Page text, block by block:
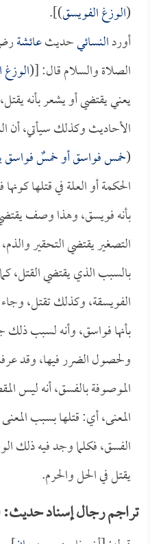
(الوزغ الفويسق)].
أوردالنسائيحديثعائشة
الصلاة والسلام قال: [(
يعني يقتضي أو يشعر بأنه
الأحاديث وكذلك سيأتي، أن
(خمس فواسق أو خمسٌ فواسق
الحكمة أو العلة في قتلها
بأنه فويسق، وهذا وصف
التصغير يقتضي التحقير
بالسبب الذي يقتضي القتل،
الفويسقة، وكذلك تقتل،
بأنها فواسق، وأنه لسبب ذلك
ولحصول الضرر فيها، وقد
الموصوفة بالفسق، أنه ليس
المعنى، أي: قتلها بسبب
الفسق، فكلما وجد فيه ذلك
يقتل في الحل والحرم.
تراجم رجال إسناد حديث: